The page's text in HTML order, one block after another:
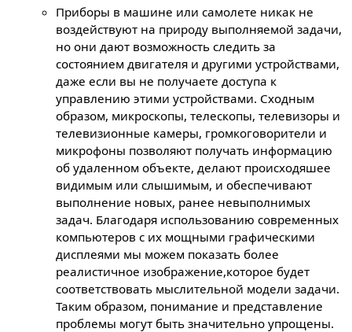
Приборы в машине или самолете никак не
воздействуют на природу выполняемой задачи,
но они дают возможность следить за
состоянием двигателя и другими устройствами,
даже если вы не получаете доступа к
управлению этими устройствами. Сходным
образом, микроскопы, телескопы, телевизоры и
телевизионные камеры, громкоговорители и
микрофоны позволяют получать информацию
об удаленном объекте, делают происходяшее
видимым или слышимым, и обеспечивают
выполнение новых, ранее невыполнимых
задач. Благодаря использованию современных
компьютеров с их мощными графическими
дисплеями мы можем показать более
реалистичное изображение,которое будет
соответствовать мыслительной модели задачи.
Таким образом, понимание и представление
проблемы могут быть значительно упрощены.